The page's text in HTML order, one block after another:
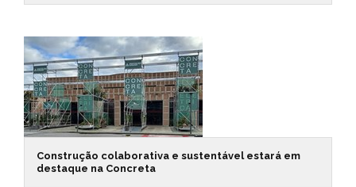
Construção colaborativa e sustentável estará em
destaque na Concreta